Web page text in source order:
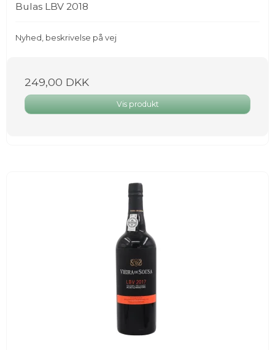
Bulas LBV 2018
Nyhed, beskrivelse på vej
249,00 DKK
Vis produkt